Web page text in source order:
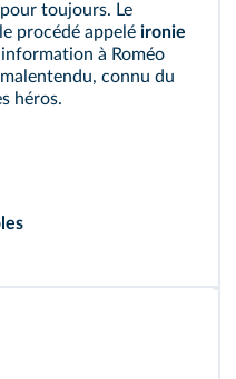
toujours. Le
procédé appelé ironie
à Roméo
connu du
héros.